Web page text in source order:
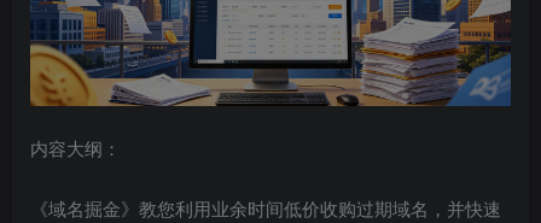
内容大纲：
《域名掘金》教您利用业余时间低价收购过期域名，并快速